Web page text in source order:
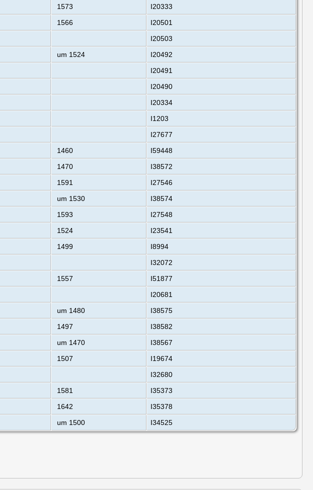
1573
I20333
1566
I20501
I20503
um 1524
I20492
I20491
I20490
I20334
I1203
I27677
1460
I59448
1470
I38572
1591
I27546
um 1530
I38574
1593
I27548
1524
I23541
1499
I8994
I32072
1557
I51877
I20681
um 1480
I38575
1497
I38582
um 1470
I38567
1507
I19674
I32680
1581
I35373
1642
I35378
um 1500 I34525